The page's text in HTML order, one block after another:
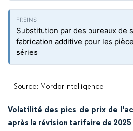
Substitution par des bureaux de
fabrication additive pour les
séries
Source: Mordor Intelligence
Volatilité des pics de prix de
après la révision tarifaire de 2025